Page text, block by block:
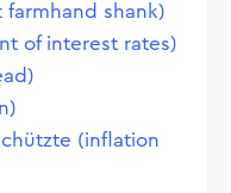
shank)
of interest rates)
(inflation